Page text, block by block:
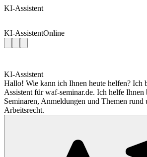
KI-Assistent
KI-AssistentOnline
KI-Assistent
Hallo! Wie kann ich Ihnen heute helfen? Ich
Assistent für waf-seminar.de. Ich helfe Ihnen
Seminaren, Anmeldungen und Themen rund
Arbeitsrecht.